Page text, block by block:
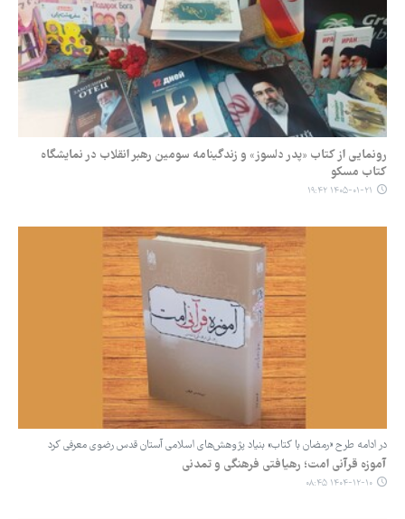
رونمایی از کتاب «پدر دلسوز» و زندگینامه سومین رهبر انقلاب در نمایشگاه
کتاب مسکو
۱۴۰۵-۰۱-۲۱ ۱۹:۴۲
در ادامه طرح «رمضان با کتاب» بنیاد پژوهش‌های اسلامی آستان قدس رضوی معرفی کرد
آموزه قرآنی امت؛ رهیافتی فرهنگی و تمدنی
۱۴۰۴-۱۲-۱۰ ۰۸:۴۵